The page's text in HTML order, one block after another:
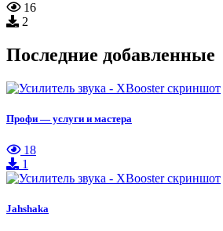
16
2
Последние добавленные
Профи — услуги и мастера
18
1
Jahshaka